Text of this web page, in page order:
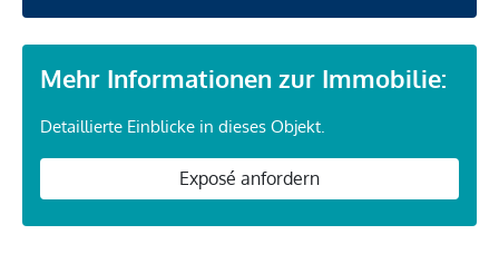
Mehr Informationen zur Immobilie:
Detaillierte Einblicke in dieses Objekt.
Exposé anfordern